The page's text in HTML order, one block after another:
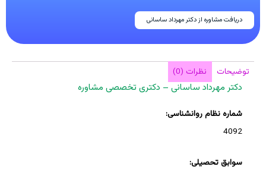
دریافت مشاوره از دکتر مهرداد ساسانی
توضیحات نظرات (0)
دکتر مهرداد ساسانی – دکتری تخصصی مشاوره
شماره نظام روانشناسی:
4092
سوابق تحصیلی: